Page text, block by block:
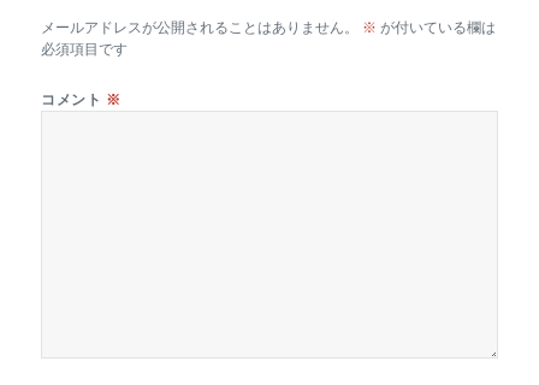
メールアドレスが公開されることはありません。 ※ が付いている欄は
必須項目です
コメント ※